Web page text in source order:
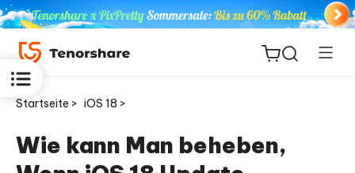
Startseite > iOS 18 >
Wie kann Man beheben,